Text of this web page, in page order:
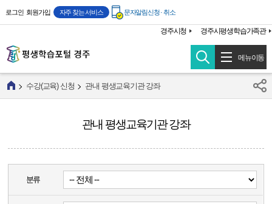
본문 바로가기
주메뉴 바로가기
경주시청 경주시평생학습가족관
로그인 회원가입 자주 찾는 서비스 문자알림신청 · 취소
메뉴이동
관내 평생교육기관 강좌
수강(교육) 신청 관내 평생교육기관 강좌
분류